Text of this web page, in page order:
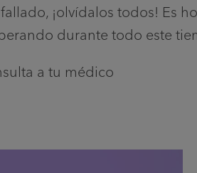
¡olvídalos todos! Es
durante todo este
a tu médico